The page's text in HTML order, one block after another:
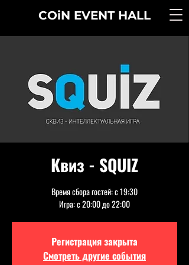
COiN EVENT HALL
Квиз - SQUIZ
Время сбора гостей: с 19:30
Игра: с 20:00 до 22:00
Регистрация закрыта
Смотреть другие события